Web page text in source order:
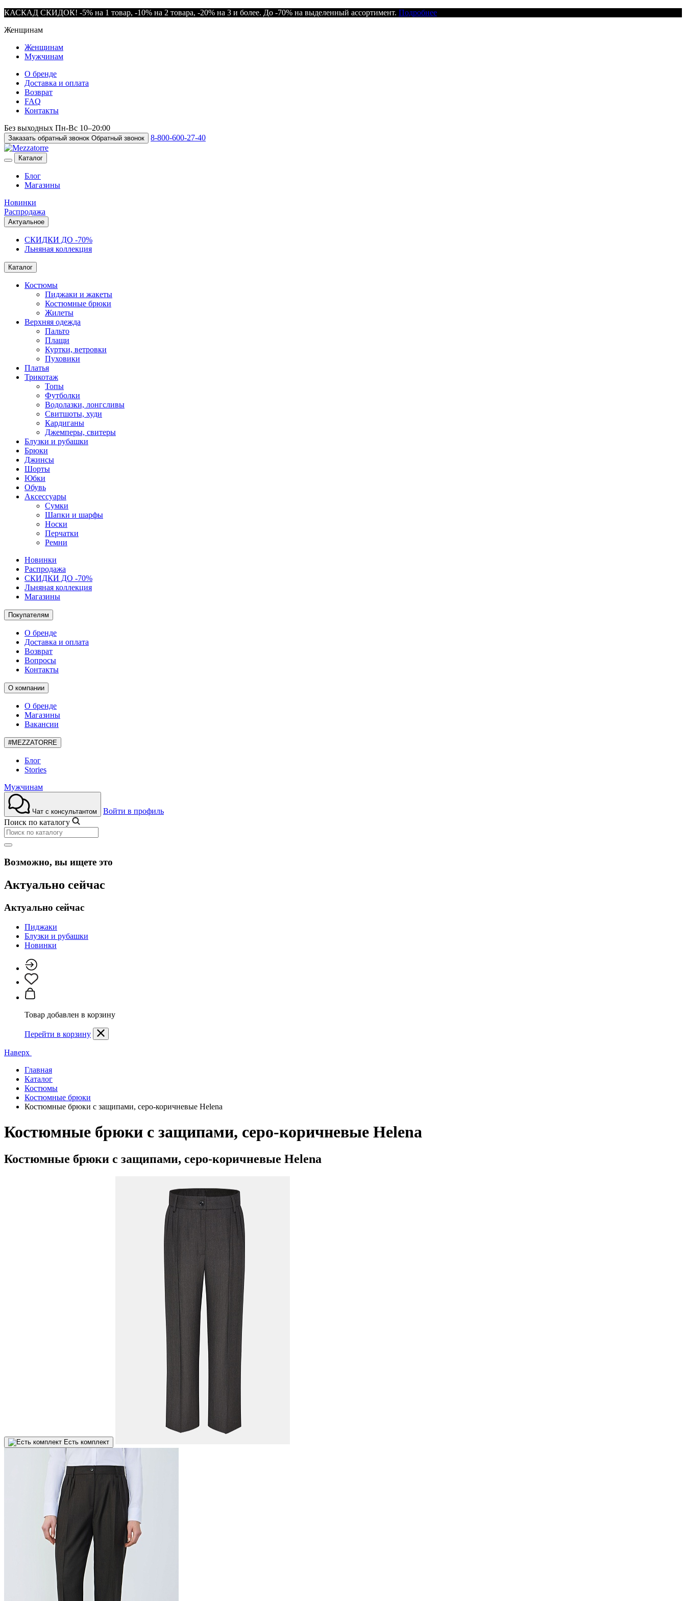
КАСКАД СКИДОК! -5% на 1 товар, -10% на 2 товара, -20% на 3 и более. До -70% на выделенный ассортимент. Подробнее
Женщинам
Женщинам
Мужчинам
О бренде
Доставка и оплата
Возврат
FAQ
Контакты
Без выходных Пн-Вс 10–20:00
Заказать обратный звонок Обратный звонок 8-800-600-27-40
Каталог
Блог
Магазины
Новинки
Распродажа
Актуальное
СКИДКИ ДО -70%
Льняная коллекция
Каталог
Костюмы
Пиджаки и жакеты
Костюмные брюки
Жилеты
Верхняя одежда
Пальто
Плащи
Куртки, ветровки
Пуховики
Платья
Трикотаж
Топы
Футболки
Водолазки, лонгсливы
Свитшоты, худи
Кардиганы
Джемперы, свитеры
Блузки и рубашки
Брюки
Джинсы
Шорты
Юбки
Обувь
Аксессуары
Сумки
Шапки и шарфы
Носки
Перчатки
Ремни
Новинки
Распродажа
СКИДКИ ДО -70%
Льняная коллекция
Магазины
Покупателям
О бренде
Доставка и оплата
Возврат
Вопросы
Контакты
О компании
О бренде
Магазины
Вакансии
#MEZZATORRE
Блог
Stories
Мужчинам
Чат с консультантом
Войти в профиль
Поиск по каталогу
Возможно, вы ищете это
Актуально сейчас
Актуально сейчас
Пиджаки
Блузки и рубашки
Новинки
Товар добавлен в корзину
Перейти в корзину
Наверх
Главная
Каталог
Костюмы
Костюмные брюки
Костюмные брюки с защипами, серо-коричневые Helena
Костюмные брюки с защипами, серо-коричневые Helena
Костюмные брюки с защипами, серо-коричневые Helena
Есть комплект